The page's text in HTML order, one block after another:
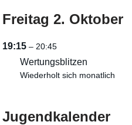
Freitag 2. Oktober
19:15 – 20:45
Wertungsblitzen
Wiederholt sich monatlich
Jugendkalender